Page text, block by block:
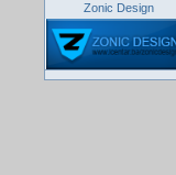
Zonic Design